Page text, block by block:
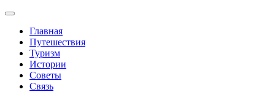
Главная
Путешествия
Туризм
Истории
Советы
Связь